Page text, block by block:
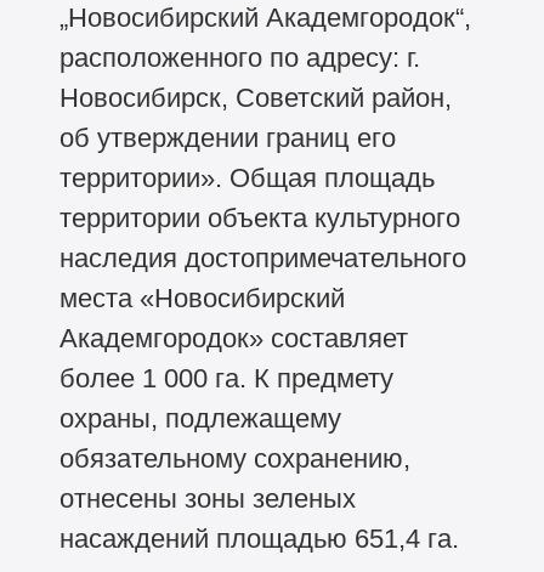
„Новосибирский Академгородок“,
расположенного по адресу: г.
Новосибирск, Советский район,
об утверждении границ его
территории». Общая площадь
территории объекта культурного
наследия достопримечательного
места «Новосибирский
Академгородок» составляет
более 1 000 га. К предмету
охраны, подлежащему
обязательному сохранению,
отнесены зоны зеленых
насаждений площадью 651,4 га.